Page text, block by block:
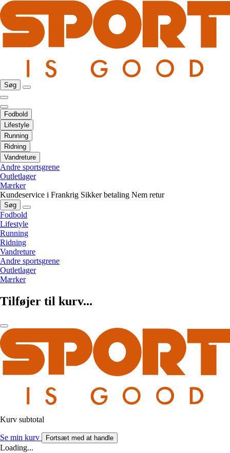
Søg
Fodbold
Lifestyle
Running
Ridning
Vandreture
Andre sportsgrene
Outletlager
Mærker
Kundeservice i Frankrig Sikker betaling Nem retur
Søg
Fodbold
Lifestyle
Running
Ridning
Vandreture
Andre sportsgrene
Outletlager
Mærker
Tilføjer til kurv...
Kurv subtotal
Se min kurv Fortsæt med at handle
Loading...